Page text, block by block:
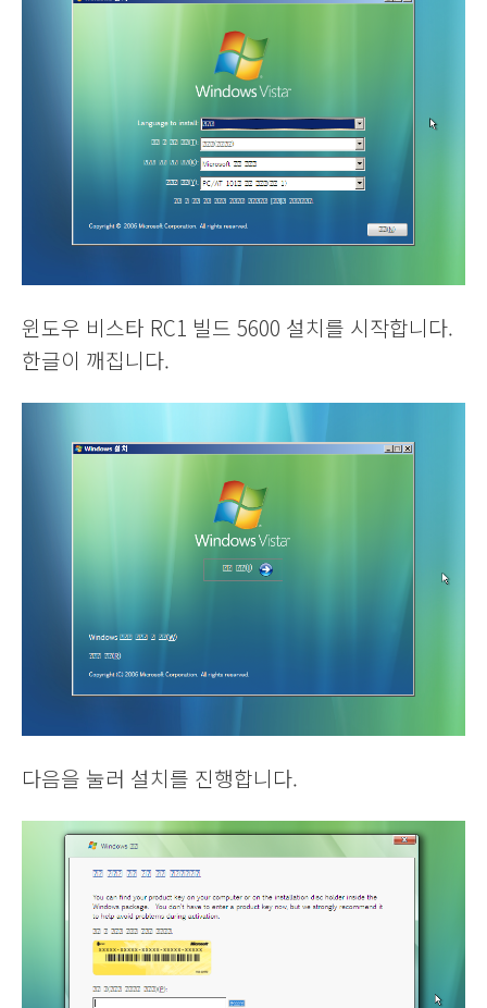
윈도우 비스타 RC1 빌드 5600 설치를 시작합니다.
한글이 깨집니다.
다음을 눌러 설치를 진행합니다.